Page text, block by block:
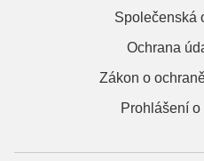
Společenská
Ochrana
Zákon o
Prohlášení